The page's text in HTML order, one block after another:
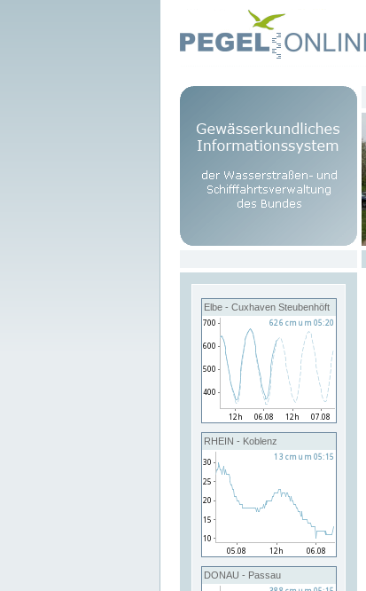
Elbe - Cuxhaven Steubenhöft
RHEIN - Koblenz
DONAU - Passau